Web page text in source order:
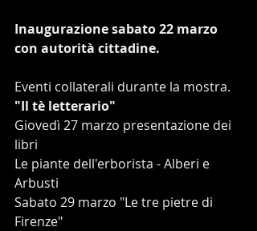
Inaugurazione sabato 22 marzo
con autorità cittadine.
Eventi collaterali durante la mostra.
"Il tè letterario"
Giovedì 27 marzo presentazione dei
libri
Le piante dell'erborista - Alberi e
Arbusti
Sabato 29 marzo "Le tre pietre di
Firenze"